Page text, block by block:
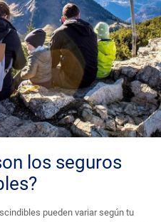
los seguros
pueden variar según tu